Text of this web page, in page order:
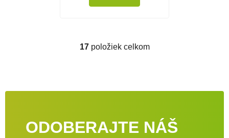
Ovládacie prvky výpisu
17položiek celkom
ODOBERAJTE NÁŠ